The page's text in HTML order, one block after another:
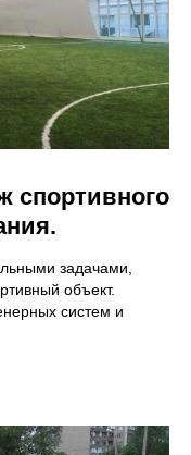
спортивного
задачами,
объект.
систем и